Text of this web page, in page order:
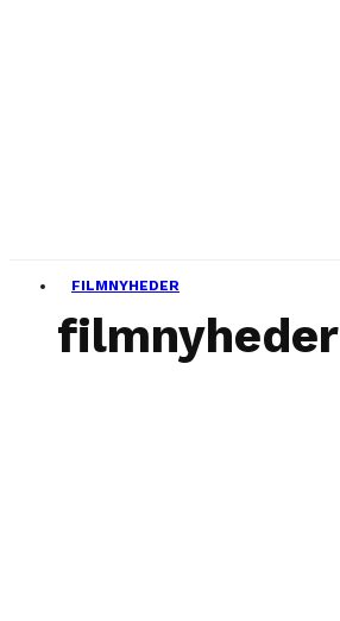
FILMNYHEDER
filmnyheder